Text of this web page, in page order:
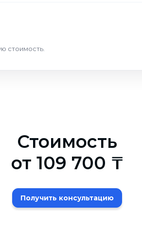
стоимость.
Стоимость
от 109 700 ₸
Получить консультацию